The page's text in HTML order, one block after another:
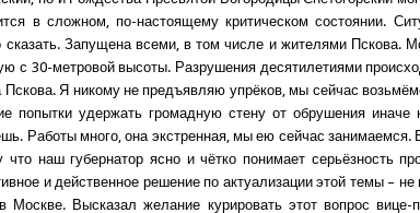
в сложном, по-настоящему критическом состоянии.
сказать. Запущена всеми, в том числе и жителями Пскова.
с 30-метровой высоты. Разрушения десятилетиями
Пскова. Я никому не предъявляю упрёков, мы сейчас
попытки удержать громадную стену от обрушения иначе
Работы много, она экстренная, мы ею сейчас занимаемся.
что наш губернатор ясно и чётко понимает серьёзность
и действенное решение по актуализации этой темы –
Москве. Высказал желание курировать этот вопрос вице-